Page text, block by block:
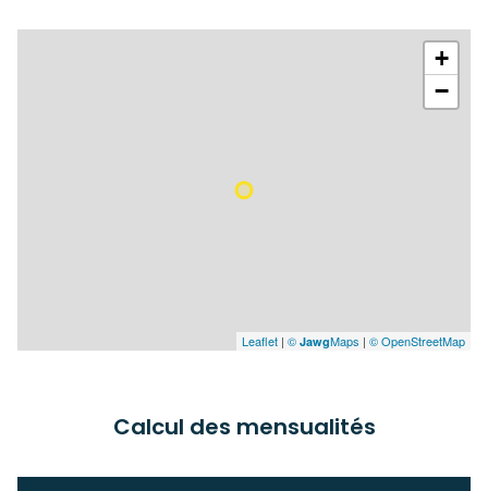
+
−
Leaflet | © JawgMaps | © OpenStreetMap
Calcul des mensualités